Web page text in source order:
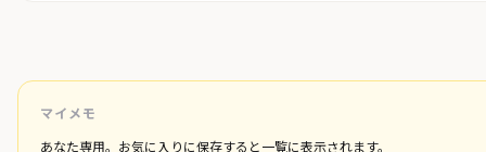
マイメモ
あなた専用。お気に入りに保存すると一覧に表示されます。